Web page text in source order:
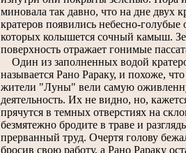
миновала так давно, что на дне двух
кратеров появились небесно-голубые
которых колышется сочный камыш.
поверхность отражает гонимые
Один из заполненных водой
называется Рано Рараку, и похоже, что
жители "Луны" вели самую
деятельность. Их не видно, но,
прячутся в темных отверстиях на
безмятежно бродите в траве и
прерванный труд. Очертя голову
бросив свою работу, а Рано Рараку